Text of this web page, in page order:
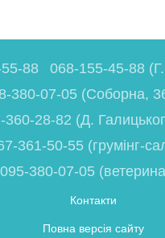
88
068-155-45-88
380-07-05 (Соборна,
360-28-82 (Д.
361-50-55 (грумінг-
095-380-07-05
Контакти
Повна версія сайту